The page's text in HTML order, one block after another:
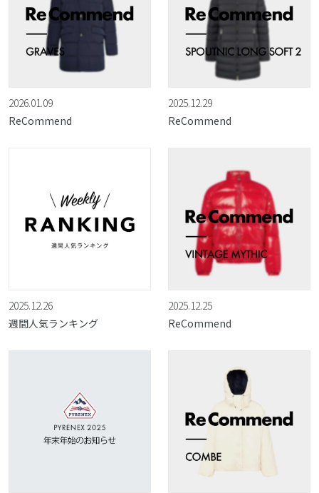
2026.01.09
ReCommend
2025.12.29
ReCommend
2025.12.26
週間人気ランキング
2025.12.25
ReCommend